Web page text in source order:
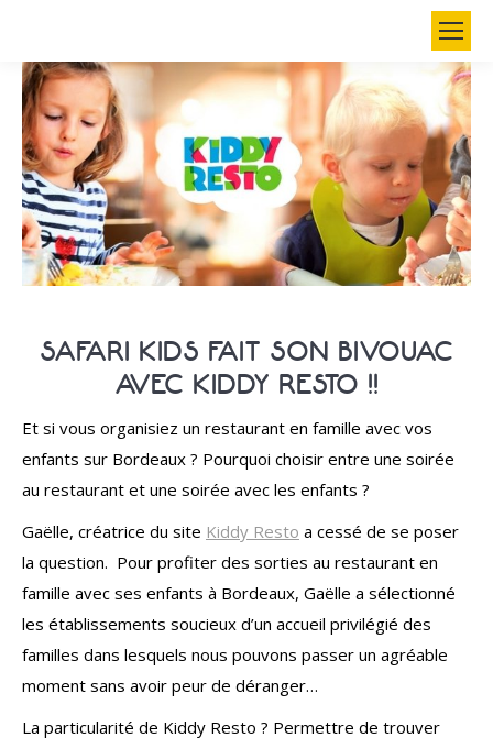
Search:
SAFARI KIDS FAIT SON BIVOUAC
AVEC KIDDY RESTO !!
Et si vous organisiez un restaurant en famille avec vos
enfants sur Bordeaux ? Pourquoi choisir entre une soirée
au restaurant et une soirée avec les enfants ?
Gaëlle, créatrice du site Kiddy Resto a cessé de se poser
la question. Pour profiter des sorties au restaurant en
famille avec ses enfants à Bordeaux, Gaëlle a sélectionné
les établissements soucieux d’un accueil privilégié des
familles dans lesquels nous pouvons passer un agréable
moment sans avoir peur de déranger…
La particularité de Kiddy Resto ? Permettre de trouver